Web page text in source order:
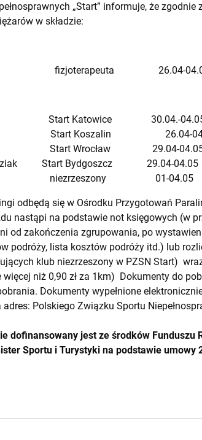
„Start” informuje, że
w składzie:
fizjoterapeuta 26.04-
Start Katowice 30.04.-
Start Koszalin 26.04-
Start Wrocław 29.04-
Puziak Start Bydgoszcz 29.04-04.05
niezrzeszony 01-
odbędą się w Ośrodku Przygotowań
nastąpi na podstawie not księgowych (w
od zakończenia zgrupowania, po
podróży, lista kosztów podróży itd.) lub
klub niezrzeszony w PZSN Start)
niż 0,90 zł za 1km) Dokumenty do
Dokumenty wypełnione
Polskiego Związku Sportu
dofinansowany jest ze środków Funduszu
Sportu i Turystyki na podstawie umowy